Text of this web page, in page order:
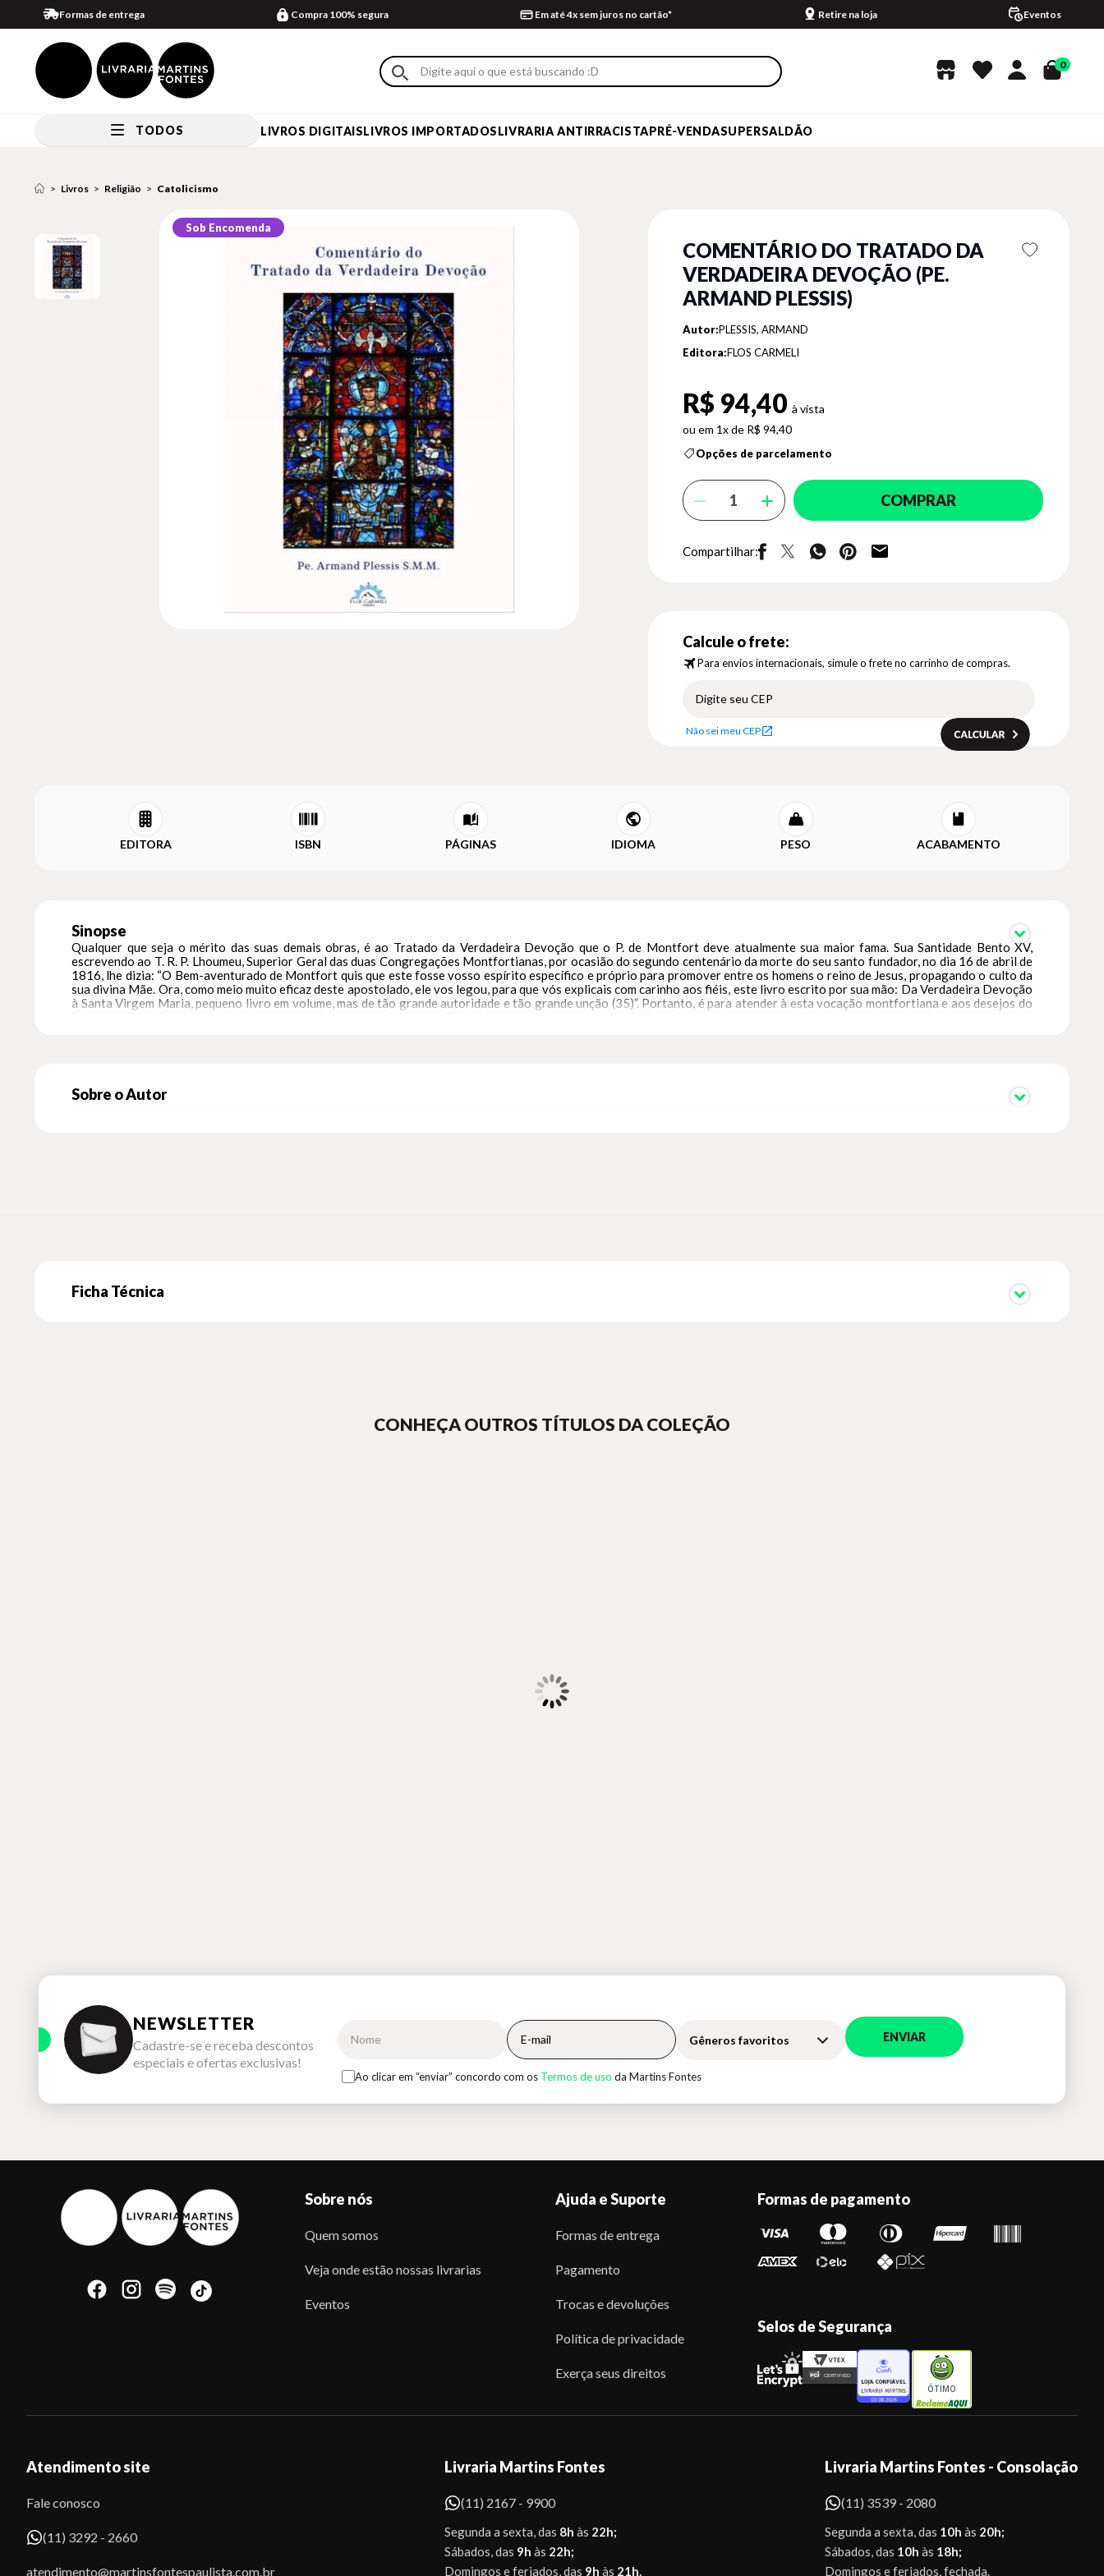
Formas de entrega Compra 100% segura Em até 4x sem juros no cartão* Retire na loja Eventos
0
TODOS LIVROS DIGITAISLIVROS IMPORTADOSLIVRARIA ANTIRRACISTAPRÉ-VENDASUPERSALDÃO
Livros Religião Catolicismo
Sob Encomenda
COMENTÁRIO DO TRATADO DA
VERDADEIRA DEVOÇÃO (PE.
ARMAND PLESSIS)
Autor:PLESSIS, ARMAND
Editora:FLOS CARMELI
R$ 94,40
1x de R$ 94,40
Opções de parcelamento
COMPRAR
Compartilhar:
Calcule o frete:
Para envios internacionais, simule o frete no carrinho de compras.
Não sei meu CEP
EDITORA ISBN PÁGINAS IDIOMA PESO ACABAMENTO
Sinopse
Qualquer que seja o mérito das suas demais obras, é ao Tratado da Verdadeira Devoção que o P. de Montfort deve atualmente sua maior fama. Sua Santidade Bento XV,
escrevendo ao T. R. P. Lhoumeu, Superior Geral das duas Congregações Montfortianas, por ocasião do segundo centenário da morte do seu santo fundador, no dia 16 de abril de
1816, lhe dizia: “O Bem-aventurado de Montfort quis que este fosse vosso espírito específico e próprio para promover entre os homens o reino de Jesus, propagando o culto da
sua divina Mãe. Ora, como meio muito eficaz deste apostolado, ele vos legou, para que vós explicais com carinho aos fiéis, este livro escrito por sua mão: Da Verdadeira Devoção
à Santa Virgem Maria, pequeno livro em volume, mas de tão grande autoridade e tão grande unção (35)”. Portanto, é para atender à esta vocação montfortiana e aos desejos do
Sobre o Autor
Ficha Técnica
CONHEÇA OUTROS TÍTULOS DA COLEÇÃO
NEWSLETTER
Cadastre-se e receba descontos
especiais e ofertas exclusivas!
Gêneros favoritos ENVIAR
Ao clicar em “enviar” concordo com os Termos de uso da Martins Fontes
Sobre nós
Quem somos
Veja onde estão nossas livrarias
Eventos
Ajuda e Suporte
Formas de entrega
Pagamento
Trocas e devoluções
Política de privacidade
Exerça seus direitos
Formas de pagamento
Selos de Segurança
ÓTIMO
Atendimento site
Fale conosco
(11) 3292 - 2660
atendimento@martinsfontespaulista.com.br
Livraria Martins Fontes
(11) 2167 - 9900
Segunda a sexta, das 8h às 22h;
Sábados, das 9h às 22h;
Domingos e feriados, das 9h às 21h.
Livraria Martins Fontes - Consolação
(11) 3539 - 2080
Segunda a sexta, das 10h às 20h;
Sábados, das 10h às 18h;
Domingos e feriados, fechada.